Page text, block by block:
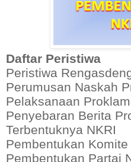
Daftar Peristiwa
Peristiwa
Perumusan Naskah
Pelaksanaan
Penyebaran Berita
Terbentuknya NKRI
Pembentukan
Pembentukan Partai